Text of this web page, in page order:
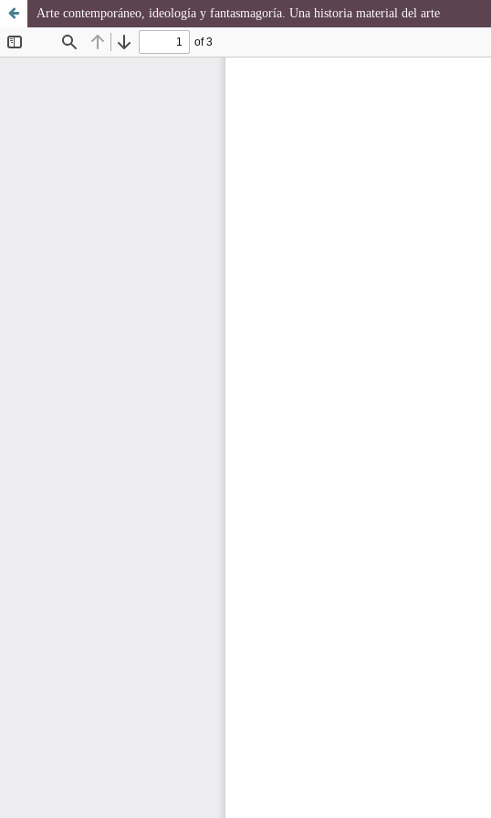
Arte contemporáneo, ideología y fantasmagoría. Una historia material del arte